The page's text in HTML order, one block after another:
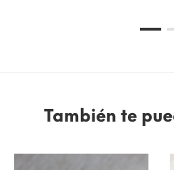
También te